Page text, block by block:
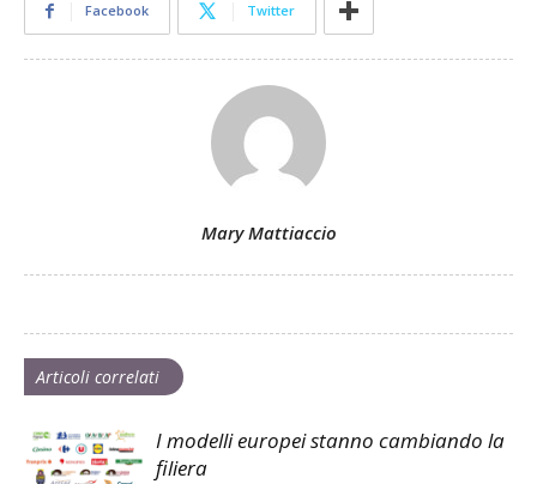
Facebook Twitter
Mary Mattiaccio
Articoli correlati
I modelli europei stanno cambiando la
filiera